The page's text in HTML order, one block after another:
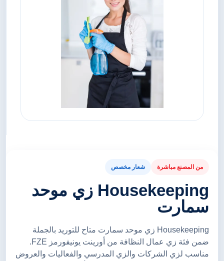
من المصنع مباشرة شعار مخصص
Housekeeping زي موحد
سمارت
Housekeeping زي موحد سمارت متاح للتوريد بالجملة
ضمن فئة زي عمال النظافة من أورينت يونيفورمز FZE.
مناسب لزي الشركات والزي المدرسي والفعاليات والعروض